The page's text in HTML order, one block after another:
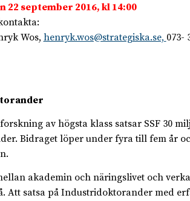
22 september 2016, kl 14:00
Wos, henryk.wos@strategiska.se, 073-
av högsta klass satsar SSF 30
Bidraget löper under fyra till fem år
akademin och näringslivet och
Att satsa på Industridoktorander med